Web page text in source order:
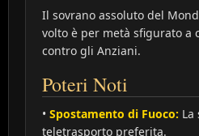
Il sovrano assoluto del
volto è per metà sfigurato a
contro gli Anziani.
Poteri Noti
• Spostamento di Fuoco: La
teletrasporto preferita.